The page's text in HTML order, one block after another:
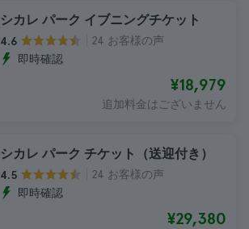
シカレ パーク イブニングチケット
4.6
24 お客様の声
即時確認
¥18,979
追加料金はございません
シカレ パーク チケット（送迎付き）
4.5
24 お客様の声
即時確認
¥29,380